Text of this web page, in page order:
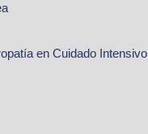
en Cuidado Intensivo